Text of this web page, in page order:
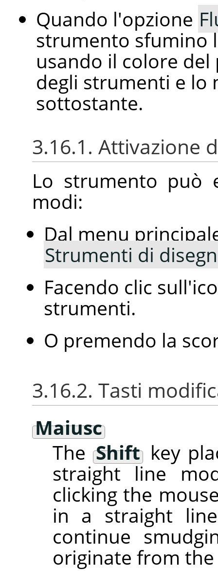
Quando l'opzione
strumento sfumino
usando il colore
degli strumenti e lo
sottostante.
3.16.1. Attivazione
Lo strumento può
modi:
Dal menu
Strumenti di
Facendo clic
strumenti.
O premendo la
3.16.2. Tasti
Maiusc
The Shiftkey
straight line
clicking the
in a straight
continue
originate from